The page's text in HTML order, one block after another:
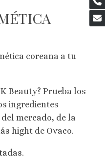
coreana a tu
Beauty? Prueba los
ingredientes
mercado, de la
hight de Ovaco.